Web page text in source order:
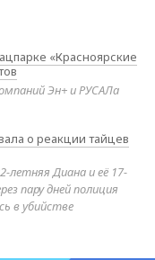
«Красноярские
Эн+ и РУСАЛа
о реакции тайцев
Диана и её 17-
пару дней полиция
в убийстве